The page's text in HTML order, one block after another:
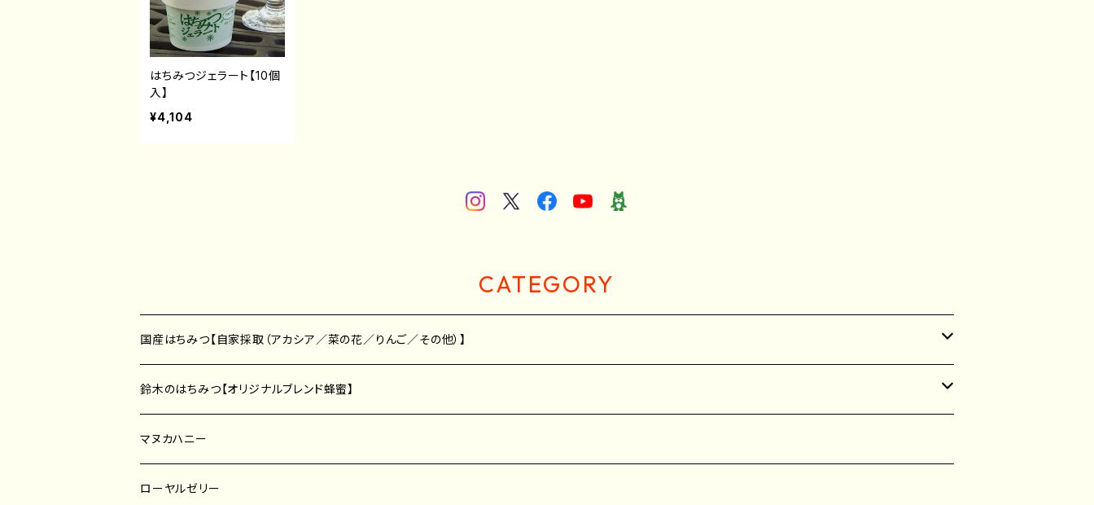
はちみつジェラート【10個
入】
¥4,104
CATEGORY
国産はちみつ【自家採取（アカシア／菜の花／りんご／その他）】
アカシア蜂蜜
菜の花蜂蜜
そば蜂蜜
鈴木のはちみつ【オリジナルブレンド蜂蜜】
アカシア蜂蜜
プッシュボトル／ポリ容器
レンゲ蜂蜜
マヌカハニー
ローヤルゼリー